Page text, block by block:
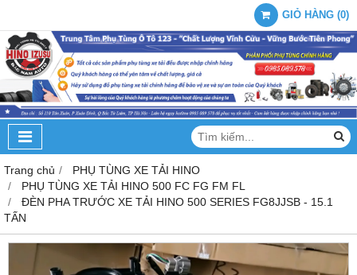
GIỎ HÀNG (0)
Trang chủ
PHỤ TÙNG XE TẢI HINO
PHỤ TÙNG XE TẢI HINO 500 FC FG FM FL
ĐÈN PHA TRƯỚC XE TẢI HINO 500 SERIES FG8JJSB - 15.1
TẤN